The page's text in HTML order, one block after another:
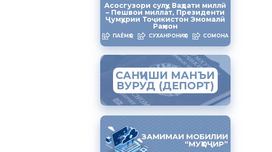
Асосгузори сулҳу Ваҳдати миллӣ
– Пешвои миллат, Президенти
Ҷумҳурии Тоҷикистон Эмомалӣ
Раҳмон
ПАЁМҲО СУХАНРОНИҲО СОМОНА
САНҶИШИ МАНЪИ
ВУРУД (ДЕПОРТ)
ЗАМИМАИ МОБИЛИИ
“МУҲОҶИР”